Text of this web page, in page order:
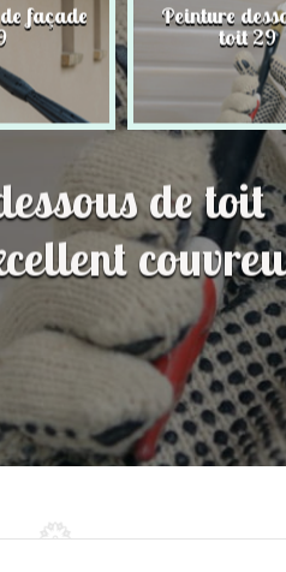
façade Peinture
toit 29
de toit